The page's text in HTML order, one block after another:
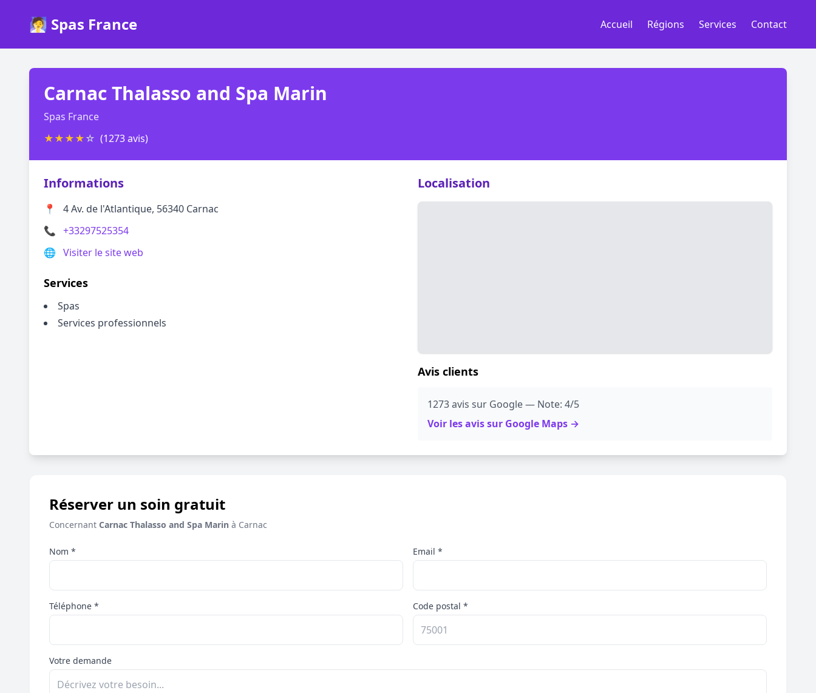
🧖 Spas France Accueil Régions Services Contact
Carnac Thalasso and Spa Marin
Spas France
★★★★☆ (1273 avis)
Informations
📍
4 Av. de l'Atlantique, 56340 Carnac
📞 +33297525354
🌐 Visiter le site web
Services
Spas
Services professionnels
Localisation
Avis clients
1273 avis sur Google — Note: 4/5
Voir les avis sur Google Maps →
Réserver un soin gratuit
Concernant Carnac Thalasso and Spa Marin à Carnac
Nom * Email *
Téléphone * Code postal *
Votre demande